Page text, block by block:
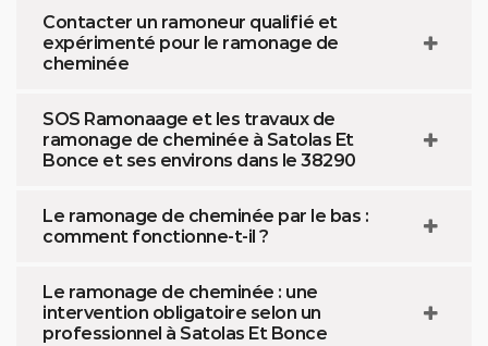
Contacter un ramoneur qualifié et
expérimenté pour le ramonage de
cheminée
SOS Ramonaage et les travaux de
ramonage de cheminée à Satolas Et
Bonce et ses environs dans le 38290
Le ramonage de cheminée par le bas :
comment fonctionne-t-il ?
Le ramonage de cheminée : une
intervention obligatoire selon un
professionnel à Satolas Et Bonce